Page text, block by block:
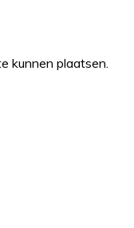
kunnen plaatsen.